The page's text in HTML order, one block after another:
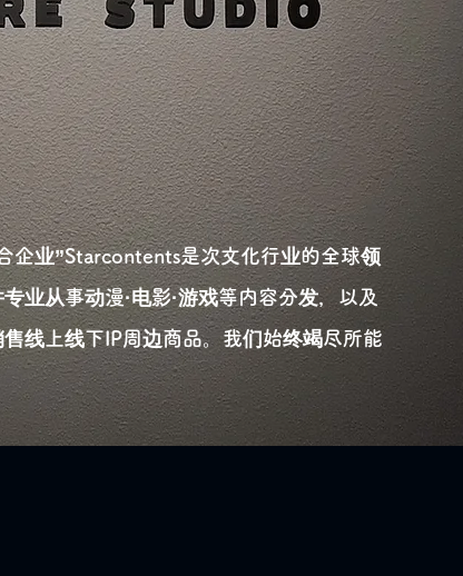
企业”Starcontents是次文化行业的全球领
业从事动漫·电影·游戏等内容分发，以及
线上线下IP周边商品。我们始终竭尽所能